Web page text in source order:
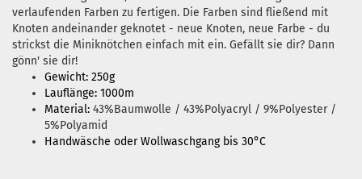
verlaufenden Farben zu fertigen. Die Farben sind fließend mit
Knoten andeinander geknotet - neue Knoten, neue Farbe - du
strickst die Miniknötchen einfach mit ein. Gefällt sie dir? Dann
gönn' sie dir!
Gewicht: 250g
Lauflänge: 1000m
Material: 43%Baumwolle / 43%Polyacryl / 9%Polyester /
5%Polyamid
Handwäsche oder Wollwaschgang bis 30°C